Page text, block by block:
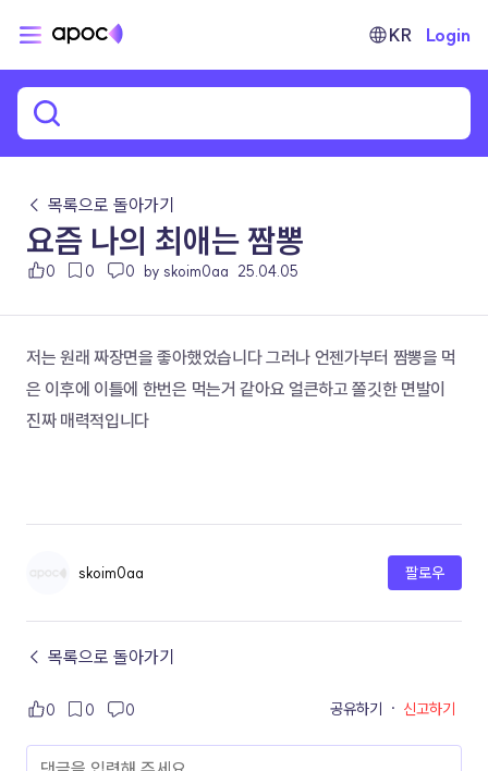
KR Login
← 목록으로 돌아가기
요즘 나의 최애는 짬뽕
0 0 0 by skoim0aa 25.04.05
저는 원래 짜장면을 좋아했었습니다 그러나 언젠가부터 짬뽕을 먹
은 이후에 이틀에 한번은 먹는거 같아요 얼큰하고 쫄깃한 면발이
진짜 매력적입니다
skoim0aa 팔로우
← 목록으로 돌아가기
0 0 0 공유하기 · 신고하기